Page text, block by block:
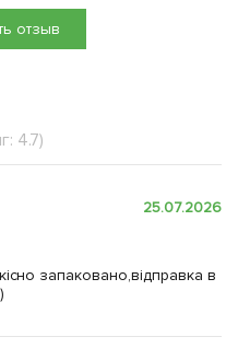
отзыв
4.7)
25.07.2026
запаковано,відправка в